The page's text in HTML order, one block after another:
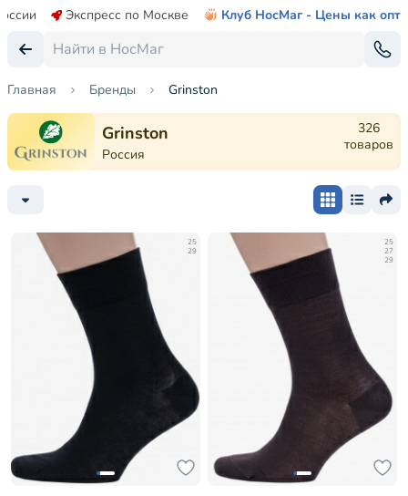
Экспресс по Москве Клуб НосМаг - Цены как опт
Главная Бренды Grinston
Grinston
Россия
326
товаров
25
29
25
27
29